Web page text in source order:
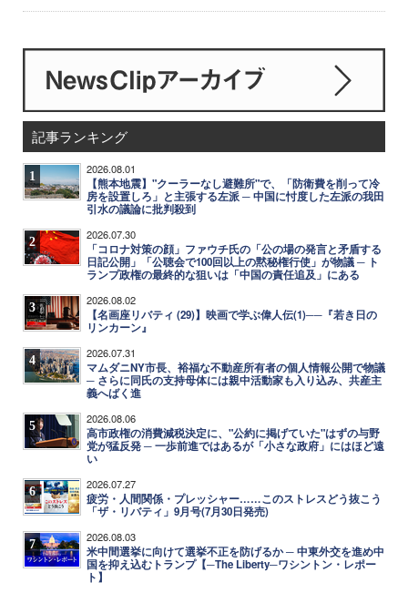
記事ランキング
1 2026.08.01
【熊本地震】"クーラーなし避難所"で、「防衛費を削って冷
房を設置しろ」と主張する左派 ─ 中国に忖度した左派の我田
引水の議論に批判殺到
2 2026.07.30
「コロナ対策の顔」ファウチ氏の「公の場の発言と矛盾する
日記公開」「公聴会で100回以上の黙秘権行使」が物議 ─ ト
ランプ政権の最終的な狙いは「中国の責任追及」にある
3 2026.08.02
【名画座リバティ (29)】映画で学ぶ偉人伝(1)──『若き日の
リンカーン』
4 2026.07.31
マムダニNY市長、裕福な不動産所有者の個人情報公開で物議
─ さらに同氏の支持母体には親中活動家も入り込み、共産主
義へばく進
5 2026.08.06
高市政権の消費減税決定に、"公約に掲げていた"はずの与野
党が猛反発 ─ 一歩前進ではあるが「小さな政府」にはほど遠
い
6 2026.07.27
疲労・人間関係・プレッシャー……このストレスどう抜こう
「ザ・リバティ」9月号(7月30日発売)
7 2026.08.03
米中間選挙に向けて選挙不正を防げるか ─ 中東外交を進め中
国を抑え込むトランプ【─The Liberty─ワシントン・レポー
ト】